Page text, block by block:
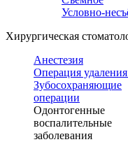
Условно-
Хирургическая
Анестезия
Операция удаления
Зубосохраняющие
операции
Одонтогенные
воспалительные
заболевания